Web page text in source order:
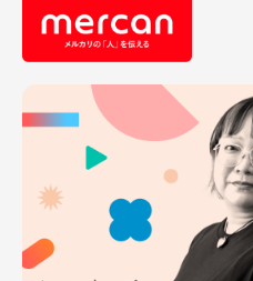
カテゴリーから探す
会社・事業
鹿島アントラーズ